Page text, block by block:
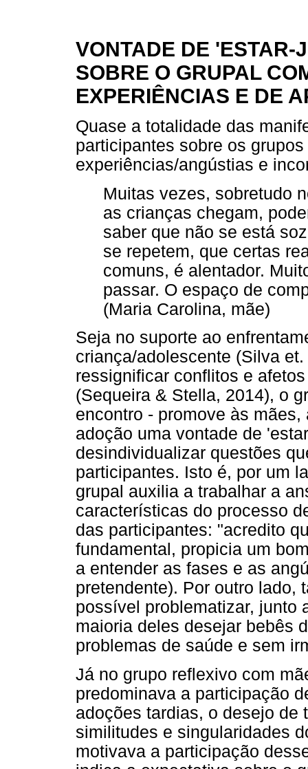
VONTADE DE 'ESTAR-
SOBRE O GRUPAL
EXPERIÊNCIAS E DE
Quase a totalidade das
participantes sobre os
experiências/angústias e
Muitas vezes, sobretudo
as crianças chegam,
saber que não se está
se repetem, que certas
comuns, é alentador.
passar. O espaço de
(Maria Carolina, mãe)
Seja no suporte ao
criança/adolescente (Silva
ressignificar conflitos e
(Sequeira & Stella, 2014), o
encontro - promove às
adoção uma vontade de
desindividualizar questões
participantes. Isto é, por um
grupal auxilia a trabalhar a
características do processo
das participantes: "acredito
fundamental, propicia um
a entender as fases e as
pretendente). Por outro lado,
possível problematizar, junto
maioria deles desejar bebês
problemas de saúde e sem
Já no grupo reflexivo com
predominava a participação
adoções tardias, o desejo de
similitudes e singularidades
motivava a participação